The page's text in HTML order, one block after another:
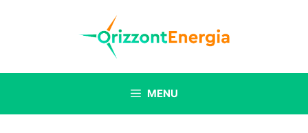
MENU